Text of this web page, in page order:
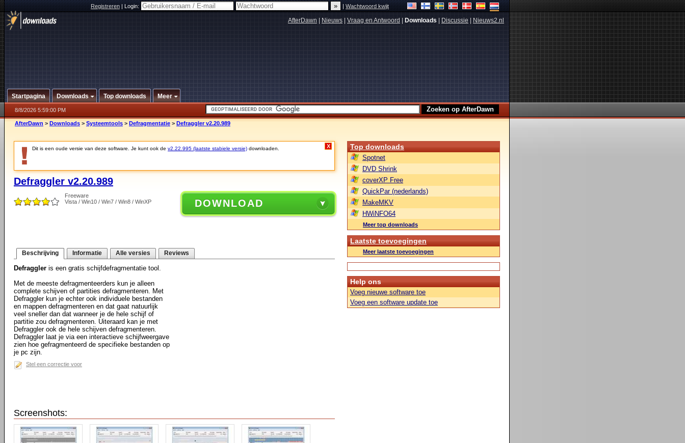
Registreren|Login: |Wachtwoord kwijt
AfterDawn Nieuws Vraag en Antwoord Downloads Discussie Nieuws2.nl
Startpagina Downloads Top downloads Meer
8/8/2026 5:59:00 PM
AfterDawn > Downloads > Systeemtools > Defragmentatie > Defraggler v2.20.989
Dit is een oude versie van deze software. Je kunt ook de v2.22.995 (laatste stabiele versie) downloaden. X
Defraggler v2.20.989
Freeware
Vista / Win10 / Win7 / Win8 / WinXP
DOWNLOAD
Beschrijving Informatie Alle versies Reviews
Defraggler is een gratis schijfdefragmentatie tool.
Met de meeste defragmenteerders kun je alleen
complete schijven of partities defragmenteren. Met
Defraggler kun je echter ook individuele bestanden
en mappen defragmenteren en dat gaat natuurlijk
veel sneller dan dat wanneer je de hele schijf of
partitie zou defragmenteren. Uiteraard kan je met
Defraggler ook de hele schijven defragmenteren.
Defraggler laat je via een interactieve schijfweergave
zien hoe gefragmenteerd de specifieke bestanden op
je pc zijn.
Stel een correctie voor
Screenshots:
Top downloads
Spotnet
DVD Shrink
coverXP Free
QuickPar (nederlands)
MakeMKV
HWiNFO64
Meer top downloads
Laatste toevoegingen
Meer laatste toevoegingen
Help ons
Voeg nieuwe software toe
Voeg een software update toe